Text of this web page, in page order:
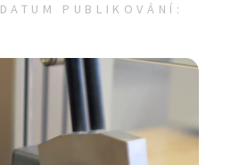
DATUM PUBLIKOVÁNÍ: